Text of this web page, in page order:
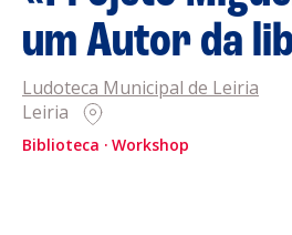
Clubes Desportivos
Contactos
um Autor da
Ludoteca Municipal de Leiria
Leiria
Biblioteca Workshop
CRIAR NOVO